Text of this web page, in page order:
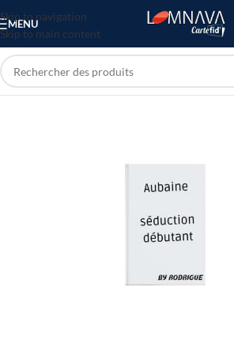
Skip to navigation
Skip to main content
MENU